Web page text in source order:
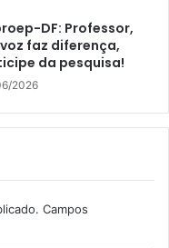
DF: Professor,
faz diferença,
da pesquisa!
2026
Campos